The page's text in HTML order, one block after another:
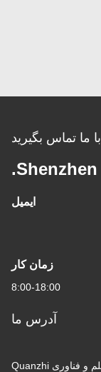
با ما تماس بگیرید
ایمیل
زمان کار
8:00-18:00
آدرس ما
2L، طبقه دوم، ساختمان 1، پارک نوآوری علم و فناوری Quanzhi